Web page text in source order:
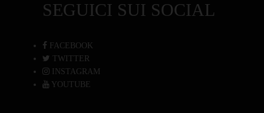
SEGUICI SUI SOCIAL
FACEBOOK
TWITTER
INSTAGRAM
YOUTUBE